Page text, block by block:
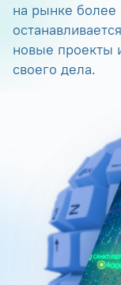
на рынке более
новые проекты
своего дела.